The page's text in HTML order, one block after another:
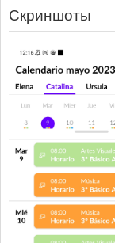
Скриншоты